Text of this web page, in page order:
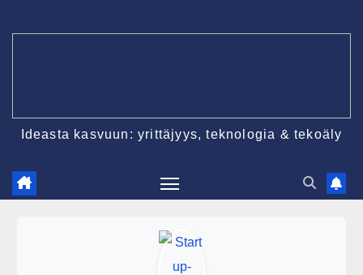
Ideasta kasvuun: yrittäjyys, teknologia & tekoäly